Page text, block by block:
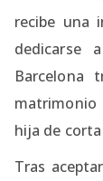
recibe una
dedicarse
Barcelona
matrimonio
hija de
Tras